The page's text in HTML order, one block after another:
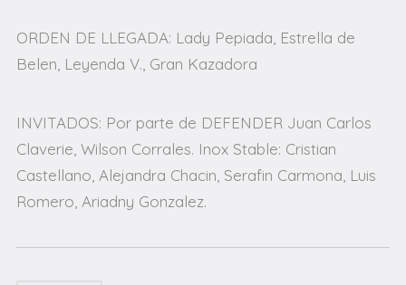
ORDEN DE LLEGADA: Lady Pepiada, Estrella de
Belen, Leyenda V., Gran Kazadora
INVITADOS: Por parte de DEFENDER Juan Carlos
Claverie, Wilson Corrales. Inox Stable: Cristian
Castellano, Alejandra Chacin, Serafin Carmona, Luis
Romero, Ariadny Gonzalez.